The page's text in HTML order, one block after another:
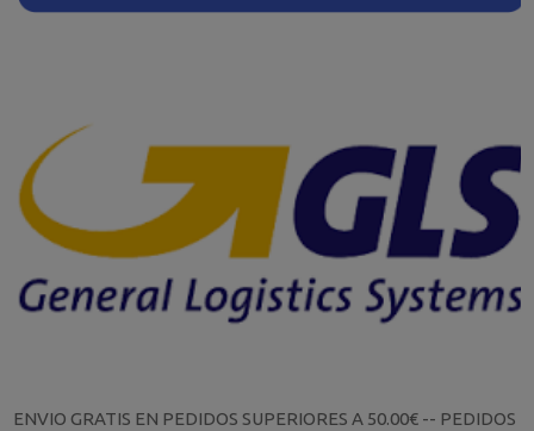
ENVIO GRATIS EN PEDIDOS SUPERIORES A 50.00€ -- PEDIDOS